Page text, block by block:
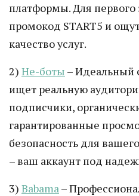
платформы. Для первого
промокод START5 и
качество услуг.
2) Не-боты – Идеальный
ищет реальную
подписчики,
гарантированные
безопасность для
– ваш аккаунт под
3) Babama–